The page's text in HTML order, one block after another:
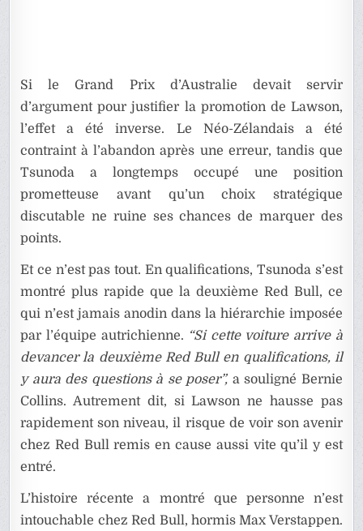
Si le Grand Prix d’Australie devait servir
d’argument pour justifier la promotion de Lawson,
l’effet a été inverse. Le Néo-Zélandais a été
contraint à l’abandon après une erreur, tandis que
Tsunoda a longtemps occupé une position
prometteuse avant qu’un choix stratégique
discutable ne ruine ses chances de marquer des
points.
Et ce n’est pas tout. En qualifications, Tsunoda s’est
montré plus rapide que la deuxième Red Bull, ce
qui n’est jamais anodin dans la hiérarchie imposée
par l’équipe autrichienne. “Si cette voiture arrive à
devancer la deuxième Red Bull en qualifications, il
y aura des questions à se poser”, a souligné Bernie
Collins. Autrement dit, si Lawson ne hausse pas
rapidement son niveau, il risque de voir son avenir
chez Red Bull remis en cause aussi vite qu’il y est
entré.
L’histoire récente a montré que personne n’est
intouchable chez Red Bull, hormis Max Verstappen.